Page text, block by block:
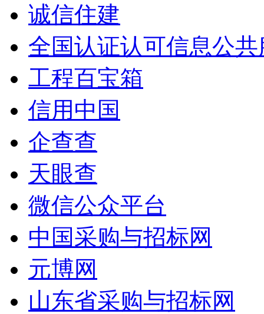
诚信住建
全国认证认可信息公
工程百宝箱
信用中国
企查查
天眼查
微信公众平台
中国采购与招标网
元博网
山东省采购与招标网